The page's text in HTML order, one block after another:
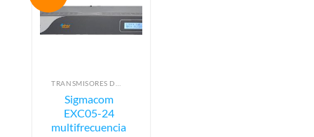
Sigmacom
EXC05-24
multifrecuencia